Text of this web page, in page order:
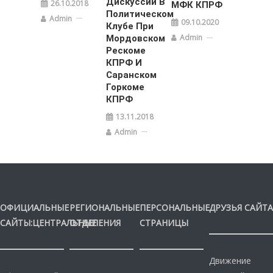
26.10.2018
Admin
Политическом
Клубе При
Мордовском
Рескоме
КПРФ И
Саранском
Горкоме
КПРФ
13.11.2018
Admin
МФК КПРФ
09.10.2020
Admin
ОФИЦИАЛЬНЫЕ
САЙТЫ:ЦЕНТРАЛЬНЫЕ
РЕГИОНАЛЬНЫЕ
ОТДЕЛЕНИЯ
ПЕРСОНАЛЬНЫЕ
СТРАНИЦЫ
ДРУЗЬЯ САЙТА
Движение